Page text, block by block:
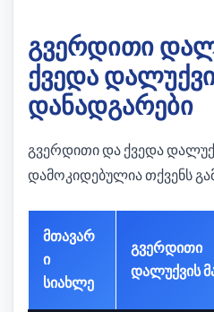
გვერდითი
ქვედა
დანადგარები
გვერდითი და ქვედა
დამოკიდებულია თქვენს
მთავარ
ი
სიახლე
გვერდითი
დალუქვის